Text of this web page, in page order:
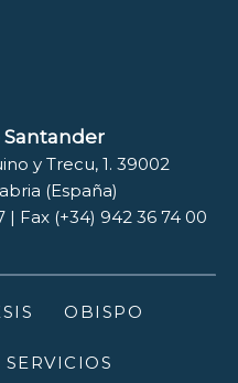
y Trecu, 1. 39002
(España)
| Fax (+34) 942 36 74 00
OBISPO
SERVICIOS